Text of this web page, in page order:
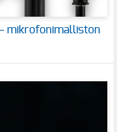
mikrofonimalliston